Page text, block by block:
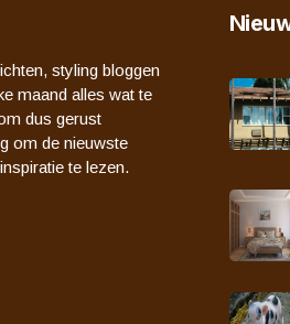
styling bloggen
maand alles wat te
dus gerust
om de nieuwste
te lezen.